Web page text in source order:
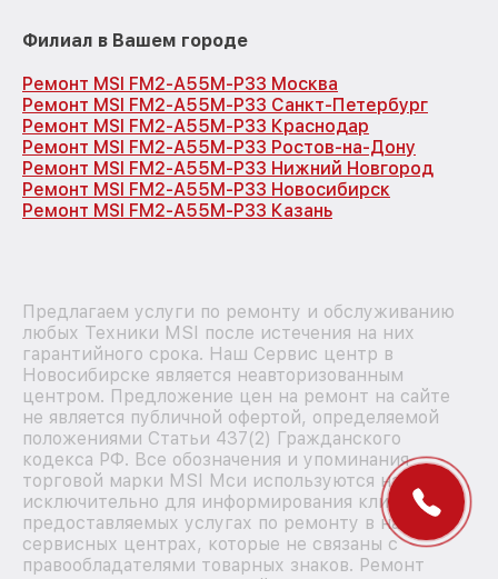
Филиал в Вашем городе
Ремонт MSI FM2-A55M-P33 Москва
Ремонт MSI FM2-A55M-P33 Санкт-Петербург
Ремонт MSI FM2-A55M-P33 Краснодар
Ремонт MSI FM2-A55M-P33 Ростов-на-Дону
Ремонт MSI FM2-A55M-P33 Нижний Новгород
Ремонт MSI FM2-A55M-P33 Новосибирск
Ремонт MSI FM2-A55M-P33 Казань
Предлагаем услуги по ремонту и обслуживанию
любых Техники MSI после истечения на них
гарантийного срока. Наш Сервис центр в
Новосибирске является неавторизованным
центром. Предложение цен на ремонт на сайте
не является публичной офертой, определяемой
положениями Статьи 437(2) Гражданского
кодекса РФ. Все обозначения и упоминания
торговой марки MSI Мси используются нами
исключительно для информирования клиентов о
предоставляемых услугах по ремонту в наших
сервисных центрах, которые не связаны с
правообладателями товарных знаков. Ремонт